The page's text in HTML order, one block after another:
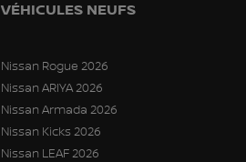
VÉHICULES NEUFS
Nissan Rogue 2026
Nissan ARIYA 2026
Nissan Armada 2026
Nissan Kicks 2026
Nissan LEAF 2026